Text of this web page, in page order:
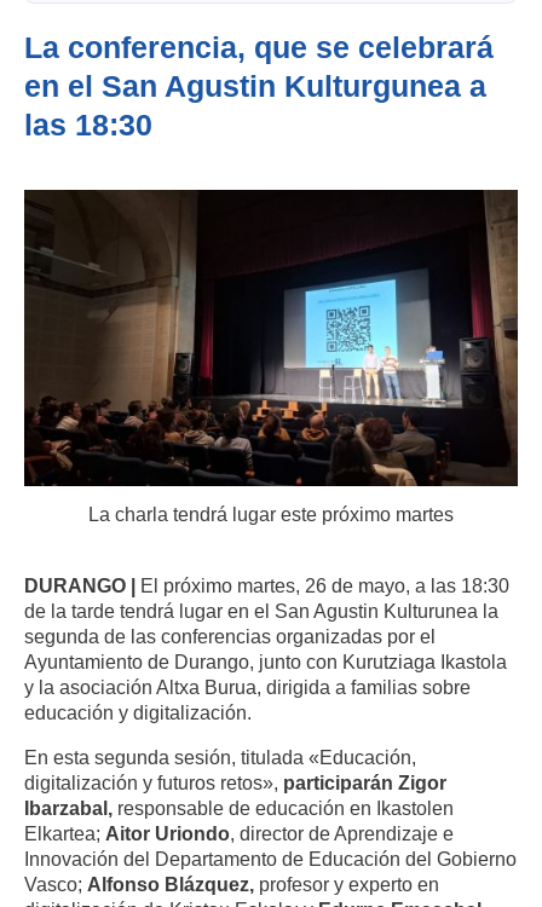
La conferencia, que se celebrará
en el San Agustin Kulturgunea a
las 18:30
La charla tendrá lugar este próximo martes
DURANGO | El próximo martes, 26 de mayo, a las 18:30
de la tarde tendrá lugar en el San Agustin Kulturunea la
segunda de las conferencias organizadas por el
Ayuntamiento de Durango, junto con Kurutziaga Ikastola
y la asociación Altxa Burua, dirigida a familias sobre
educación y digitalización.
En esta segunda sesión, titulada «Educación,
digitalización y futuros retos», participarán Zigor
Ibarzabal, responsable de educación en Ikastolen
Elkartea; Aitor Uriondo, director de Aprendizaje e
Innovación del Departamento de Educación del Gobierno
Vasco; Alfonso Blázquez, profesor y experto en